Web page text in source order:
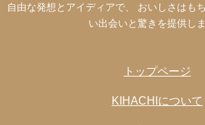
自由な発想とアイディアで、 おいしさはも
い出会いと驚きを提供しま
トップページ
KIHACHIについて